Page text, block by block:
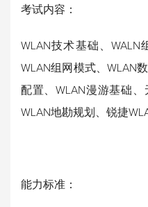
考试内容：
WLAN技术基础、WALN
WLAN组网模式、WLAN
配置、WLAN漫游基础、
WLAN地勘规划、锐捷
能力标准：